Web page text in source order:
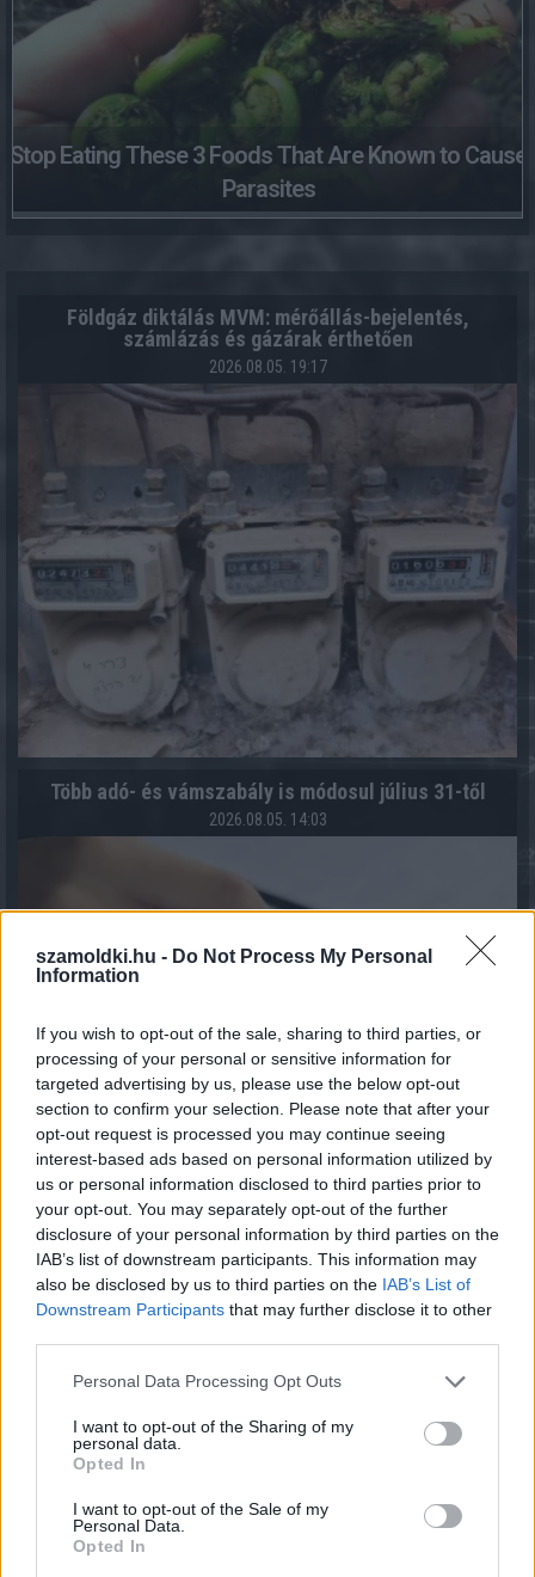
szamoldki.hu - Do Not Process My Personal
Information
If you wish to opt-out of the sale, sharing to third parties, or
processing of your personal or sensitive information for
targeted advertising by us, please use the below opt-out
section to confirm your selection. Please note that after your
opt-out request is processed you may continue seeing
interest-based ads based on personal information utilized by
us or personal information disclosed to third parties prior to
your opt-out. You may separately opt-out of the further
disclosure of your personal information by third parties on the
IAB’s list of downstream participants. This information may
also be disclosed by us to third parties on the IAB’s List of
Downstream Participants that may further disclose it to other
Please note that this website/app uses one or more Google
not limited to your visit or usage behaviour. You may click to
grant or deny consent to Google and its third-party tags to
use your data for below specified purposes in below Google
consent section.
Personal Data Processing Opt Outs
I want to opt-out of the Sharing of my
personal data.
Opted In
I want to opt-out of the Sale of my
Personal Data.
Opted In
Stop Eating These 3 Foods That Are Known to Cause
Parasites
Földgáz diktálás MVM: mérőállás-bejelentés,
számlázás és gázárak érthetően
2026.08.05. 19:17
Több adó- és vámszabály is módosul július 31-től
2026.08.05. 14:03
Kiszámolták: nem igaz, hogy a magyarok csak az ár
alapján döntenek
2026.08.05. 11:54